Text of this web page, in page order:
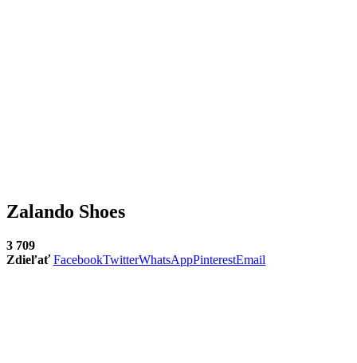
Zalando Shoes
3 709
Zdieľať FacebookTwitterWhatsAppPinterestEmail